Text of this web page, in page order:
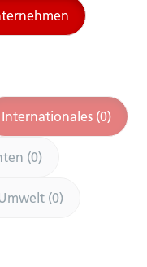
Internationales (0)
(0)
(0)